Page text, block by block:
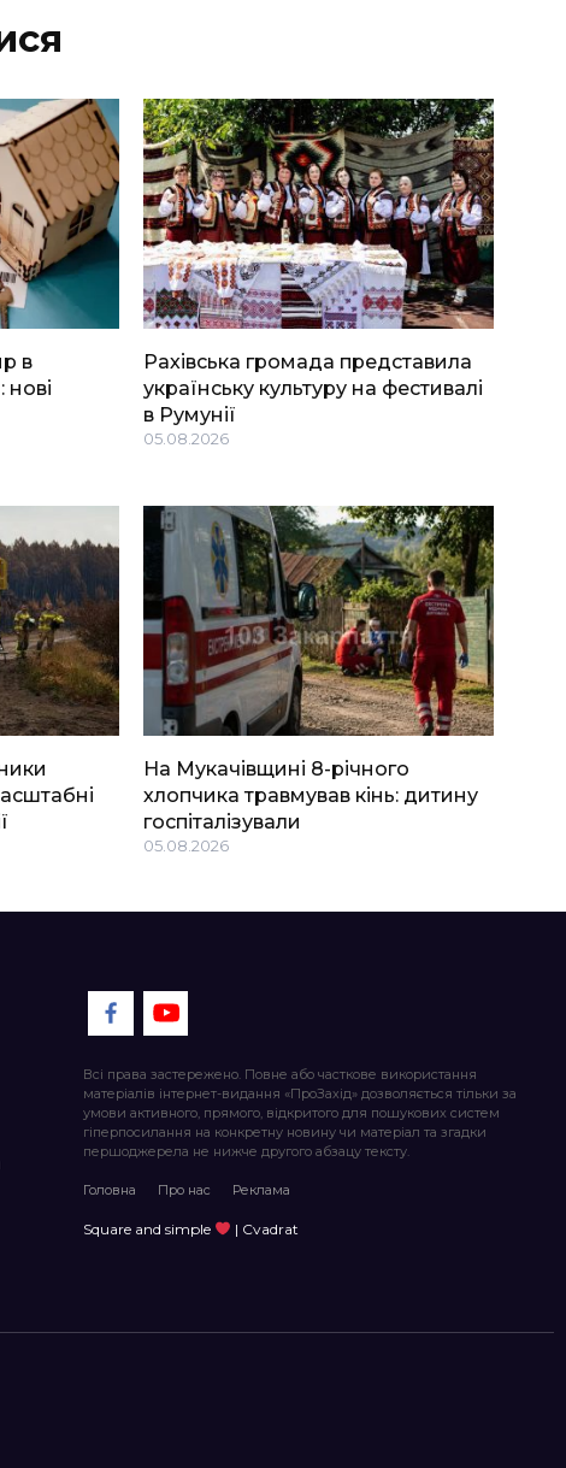
в
нові
Рахівська громада представила
українську культуру на фестивалі
в Румунії
05.08.2026
На Мукачівщині 8-річного
хлопчика травмував кінь: дитину
госпіталізували
05.08.2026
Всі права застережено. Повне або часткове використання
матеріалів інтернет-видання «ПроЗахід» дозволяється тільки за
умови активного, прямого, відкритого для пошукових систем
гіперпосилання на конкретну новину чи матеріал та згадки
першоджерела не нижче другого абзацу тексту.
Головна Про нас Реклама
Square and simple | Cvadrat